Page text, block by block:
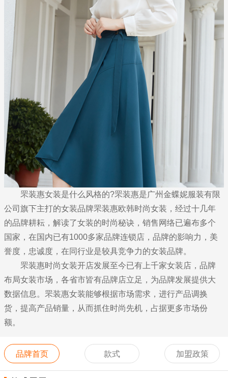
罘装惠女装是什么风格的?罘装惠是广州金蝶妮服装有限
公司旗下主打的女装品牌罘装惠欧韩时尚女装，经过十几年
的品牌耕耘，解读了女装的时尚秘诀，销售网络已遍布多个
国家，在国内已有1000多家品牌连锁店，品牌的影响力，美
誉度，忠诚度，在同行业是较具竞争力的女装品牌。
罘装惠时尚女装开店发展至今已有上千家女装店，品牌
布局女装市场，各省市皆有品牌店立足，为品牌发展提供大
数据信息。罘装惠女装能够根据市场需求，进行产品调换
货，提高产品销量，从而抓住时尚先机，占据更多市场份
额。
品牌首页 款式 加盟政策